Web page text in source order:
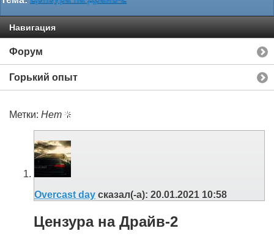
Навигация
Форум
Горький опыт
Метки: Нет
Overcast day сказал(-а): 20.01.2021 10:58
Цензура на Драйв-2